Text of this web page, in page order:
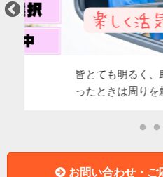
皆とても明るく、助け合
ったときは周りを頼れる
お問い合わせ・ご